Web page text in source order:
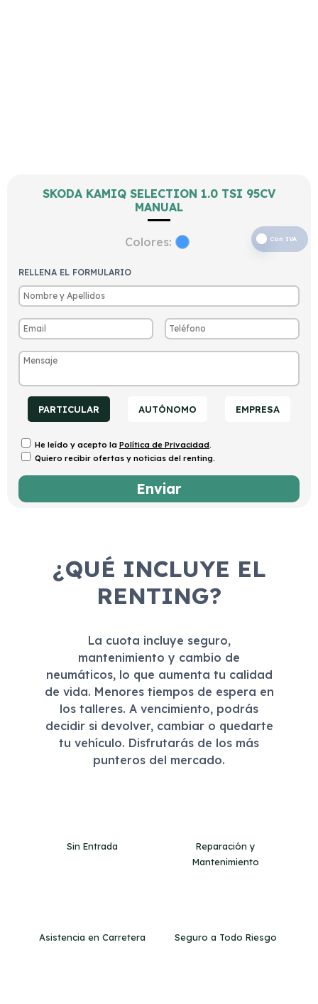
SKODA KAMIQ SELECTION 1.0 TSI 95CV
MANUAL
Con IVA
Colores:
RELLENA EL FORMULARIO
PARTICULAR AUTÓNOMO EMPRESA
He leído y acepto la Política de Privacidad.
Quiero recibir ofertas y noticias del renting.
¿QUÉ INCLUYE EL
RENTING?
La cuota incluye seguro,
mantenimiento y cambio de
neumáticos, lo que aumenta tu calidad
de vida. Menores tiempos de espera en
los talleres. A vencimiento, podrás
decidir si devolver, cambiar o quedarte
tu vehículo. Disfrutarás de los más
punteros del mercado.
Sin Entrada
Reparación y
Mantenimiento
Asistencia en Carretera Seguro a Todo Riesgo